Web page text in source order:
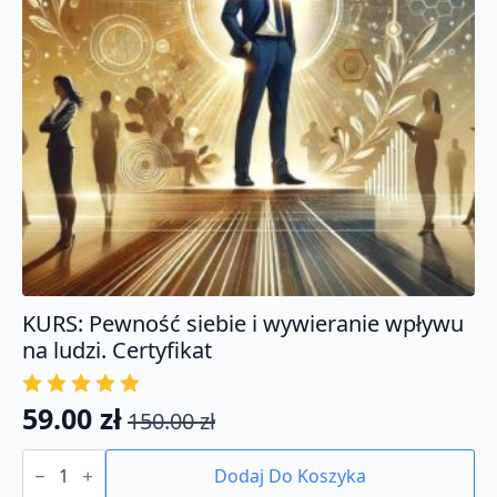
KURS: Pewność siebie i wywieranie wpływu
na ludzi. Certyfikat
150.00zł
Pierwotna
cena
59.00 zł
Aktualna
cena
ilość
KURS: Dodaj Do Koszyka